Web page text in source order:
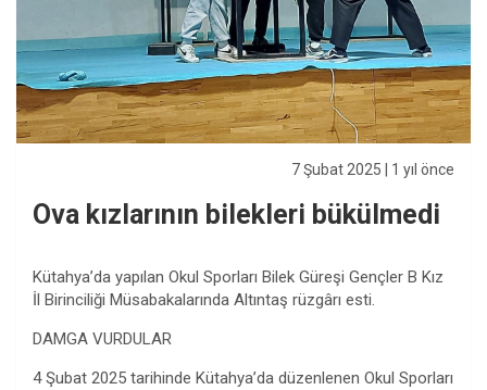
7 Şubat 2025 | 1 yıl önce
Ova kızlarının bilekleri bükülmedi
Kütahya’da yapılan Okul Sporları Bilek Güreşi Gençler B Kız
İl Birinciliği Müsabakalarında Altıntaş rüzgârı esti.
DAMGA VURDULAR
4 Şubat 2025 tarihinde Kütahya’da düzenlenen Okul Sporları